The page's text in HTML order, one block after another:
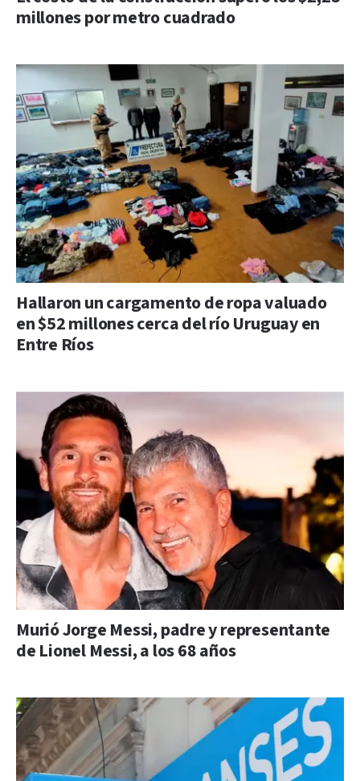
millones por metro cuadrado
Hallaron un cargamento de ropa valuado
en $52 millones cerca del río Uruguay en
Entre Ríos
Murió Jorge Messi, padre y representante
de Lionel Messi, a los 68 años